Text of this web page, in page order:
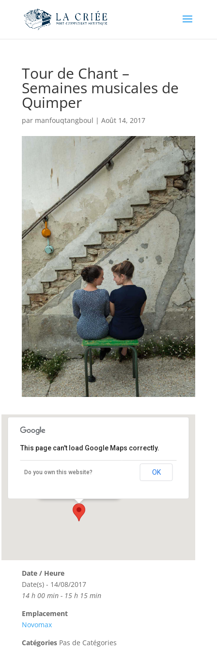
Tour de Chant –
Semaines musicales de
Quimper
par manfouqtangboul | Août 14, 2017
Novomax
This page can't load Google Maps correctly.
Do you own this website? OK
Date / Heure
Date(s) - 14/08/2017
14 h 00 min - 15 h 15 min
Emplacement
Novomax
CatégoriesPas de Catégories